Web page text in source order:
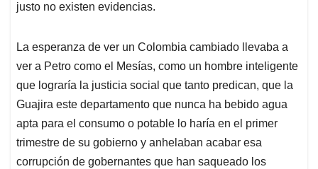
justo no existen evidencias.
La esperanza de ver un Colombia cambiado llevaba a
ver a Petro como el Mesías, como un hombre inteligente
que lograría la justicia social que tanto predican, que la
Guajira este departamento que nunca ha bebido agua
apta para el consumo o potable lo haría en el primer
trimestre de su gobierno y anhelaban acabar esa
corrupción de gobernantes que han saqueado los